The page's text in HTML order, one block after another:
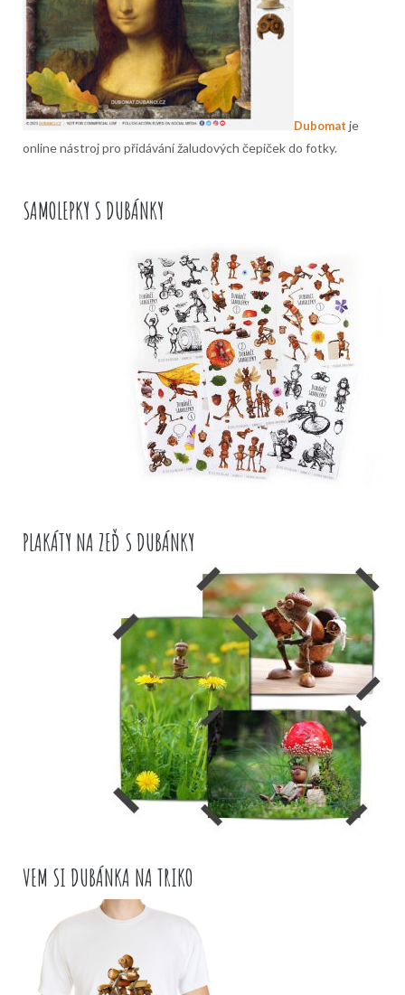
Dubomat je
online nástroj pro přidávání žaludových čepiček do fotky.
SAMOLEPKY S DUBÁNKY
PLAKÁTY NA ZEĎ S DUBÁNKY
VEM SI DUBÁNKA NA TRIKO